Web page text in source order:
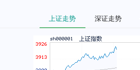
上证走势 深证走势